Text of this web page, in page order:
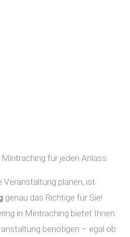
für jeden Anlass
Veranstaltung planen, ist
genau das Richtige für Sie!
in Mintraching bietet Ihnen
benötigen – egal ob